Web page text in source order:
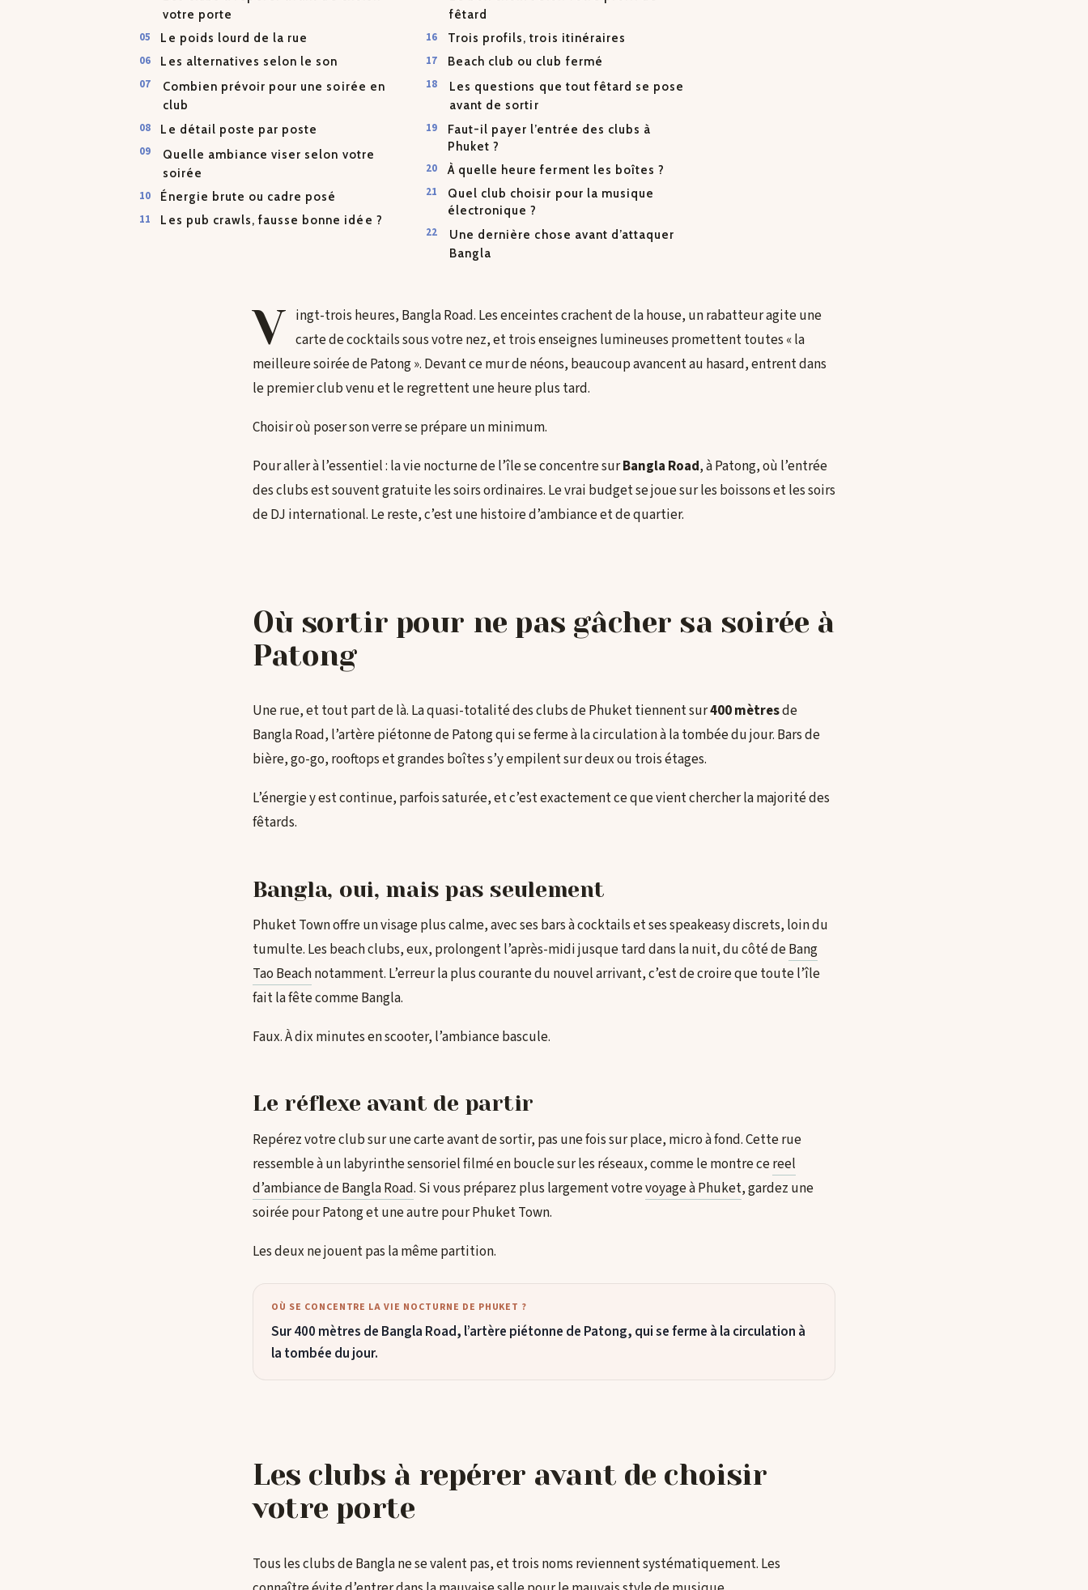
votre porte
Le poids lourd de la rue
Les alternatives selon le son
Combien prévoir pour une soirée en
club
Le détail poste par poste
Quelle ambiance viser selon votre
soirée
Énergie brute ou cadre posé
Les pub crawls, fausse bonne idée ?
fêtard
Trois profils, trois itinéraires
Beach club ou club fermé
Les questions que tout fêtard se pose
avant de sortir
Faut-il payer l’entrée des clubs à
Phuket ?
À quelle heure ferment les boîtes ?
Quel club choisir pour la musique
électronique ?
Une dernière chose avant d’attaquer
Bangla
V ingt-trois heures, Bangla Road. Les enceintes crachent de la house, un rabatteur agite une
carte de cocktails sous votre nez, et trois enseignes lumineuses promettent toutes « la
meilleure soirée de Patong ». Devant ce mur de néons, beaucoup avancent au hasard, entrent dans
le premier club venu et le regrettent une heure plus tard.
Choisir où poser son verre se prépare un minimum.
Pour aller à l’essentiel : la vie nocturne de l’île se concentre surBangla Road, à Patong, où l’entrée
des clubs est souvent gratuite les soirs ordinaires. Le vrai budget se joue sur les boissons et les soirs
de DJ international. Le reste, c’est une histoire d’ambiance et de quartier.
Où sortir pour ne pas gâcher sa soirée à
Patong
Une rue, et tout part de là. La quasi-totalité des clubs de Phuket tiennent sur400 mètresde
Bangla Road, l’artère piétonne de Patong qui se ferme à la circulation à la tombée du jour. Bars de
bière, go-go, rooftops et grandes boîtes s’y empilent sur deux ou trois étages.
L’énergie y est continue, parfois saturée, et c’est exactement ce que vient chercher la majorité des
fêtards.
Bangla, oui, mais pas seulement
Phuket Town offre un visage plus calme, avec ses bars à cocktails et ses speakeasy discrets, loin du
tumulte. Les beach clubs, eux, prolongent l’après-midi jusque tard dans la nuit, du côté deBang
Tao Beachnotamment. L’erreur la plus courante du nouvel arrivant, c’est de croire que toute l’île
fait la fête comme Bangla.
Faux. À dix minutes en scooter, l’ambiance bascule.
Le réflexe avant de partir
Repérez votre club sur une carte avant de sortir, pas une fois sur place, micro à fond. Cette rue
ressemble à un labyrinthe sensoriel filmé en boucle sur les réseaux, comme le montre cereel
d’ambiance de Bangla Road. Si vous préparez plus largement votrevoyage à Phuket, gardez une
soirée pour Patong et une autre pour Phuket Town.
Les deux ne jouent pas la même partition.
OÙ SE CONCENTRE LA VIE NOCTURNE DE PHUKET ?
Sur 400 mètres de Bangla Road, l’artère piétonne de Patong, qui se ferme à la circulation à
la tombée du jour.
Les clubs à repérer avant de choisir
votre porte
Tous les clubs de Bangla ne se valent pas, et trois noms reviennent systématiquement. Les